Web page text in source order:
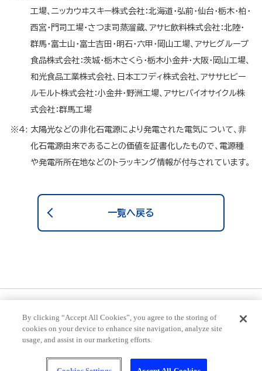
工場、ニッカウヰスキー株式会社：北海道・弘前・仙台・栃木・柏・
西宮・門司工場・さつま司蒸溜蔵、アサヒ飲料株式会社：北陸・
群馬・富士山・富士吉田・明石・六甲・岡山工場、アサヒグループ
食品株式会社：茨城・栃木さくら・栃木小金井・大阪・岡山工場、
和光食品工業株式会社、日本エフディ株式会社、アササヒビー
ルモルト株式会社：小金井・野洲工場、アサヒバイオサイクル株
式会社：群馬工場
※4: 太陽光などの非化石電源により発電された電気について、非
化石電源由来であることの価値を証書化したもので、電源種
や発電所所在地などのトラッキング情報が付与されています。
一覧へ戻る
育に悪影響を与えるおそれがあります。ほどよく、楽しく、いいお酒。のんだあと
はリサイクル。
By clicking “Accept All Cookies”, you agree to the storing of
cookies on your device to enhance site navigation, analyze site
usage, and assist in our marketing efforts.